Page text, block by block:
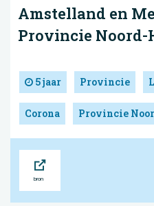
Amstelland en
Provincie Noord-
5 jaar Provincie
Corona Provincie